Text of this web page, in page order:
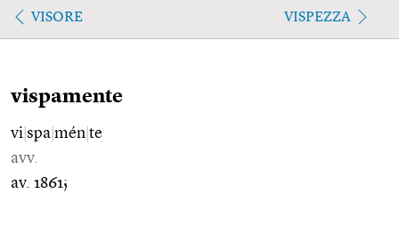
VISORE VISPEZZA
vispamente
vi spa mén te
avv.
av. 1861;